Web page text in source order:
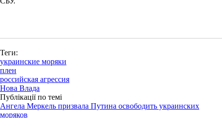
Теги:
украинские моряки
плен
российская агрессия
Нова Влада
Публікації по темі
Ангела Меркель призвала Путина освободить украинских
моряков